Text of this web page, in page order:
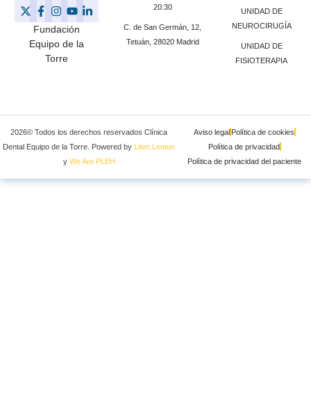
Fundación
Equipo de la
Torre
20:30
C. de San Germán, 12,
Tetuán, 28020 Madrid
UNIDAD DE
NEUROCIRUGÍA
UNIDAD DE
FISIOTERAPIA
2026© Todos los derechos reservados Clínica
Dental Equipo de la Torre. Powered by Liten Lemon
y We Are PLEH
Aviso legal Política de cookies
Política de privacidad
Política de privacidad del paciente